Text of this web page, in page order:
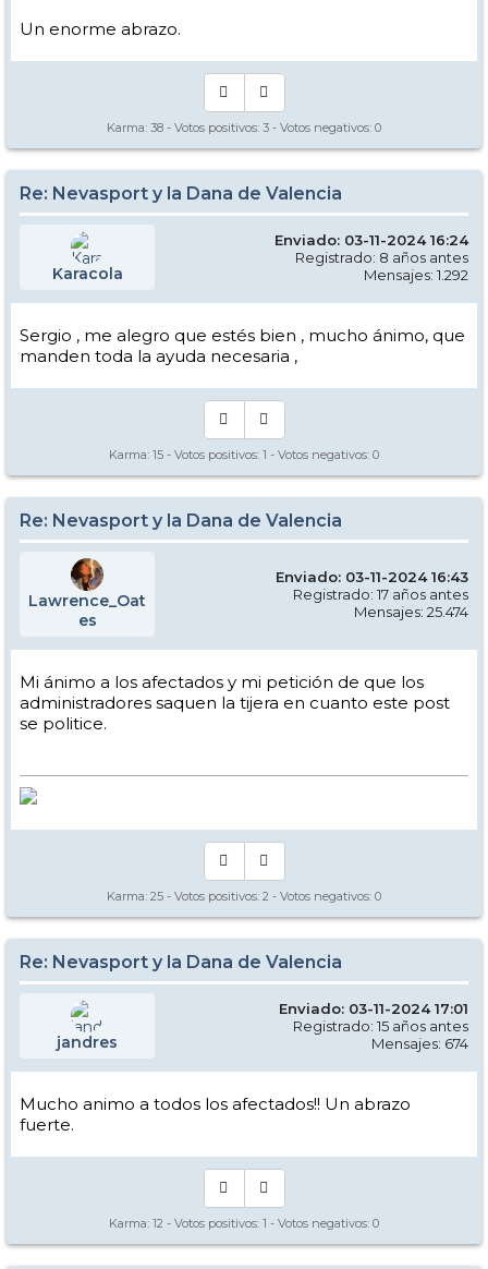
Un enorme abrazo.
Karma: 38 - Votos positivos: 3 - Votos negativos: 0
Re: Nevasport y la Dana de Valencia
Karacola
Enviado: 03-11-2024 16:24
Registrado: 8 años antes
Mensajes: 1.292
Sergio , me alegro que estés bien , mucho ánimo, que
manden toda la ayuda necesaria ,
Karma: 15 - Votos positivos: 1 - Votos negativos: 0
Re: Nevasport y la Dana de Valencia
Lawrence_Oat
es
Enviado: 03-11-2024 16:43
Registrado: 17 años antes
Mensajes: 25.474
Mi ánimo a los afectados y mi petición de que los
administradores saquen la tijera en cuanto este post
se politice.
Karma: 25 - Votos positivos: 2 - Votos negativos: 0
Re: Nevasport y la Dana de Valencia
jandres
Enviado: 03-11-2024 17:01
Registrado: 15 años antes
Mensajes: 674
Mucho animo a todos los afectados!! Un abrazo
fuerte.
Karma: 12 - Votos positivos: 1 - Votos negativos: 0